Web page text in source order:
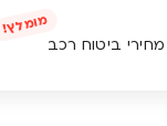
ביטוח רכב